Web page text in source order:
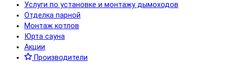
Услуги по установке и монтажу дымоходов
Отделка парной
Монтаж котлов
Юрта сауна
Акции
Производители